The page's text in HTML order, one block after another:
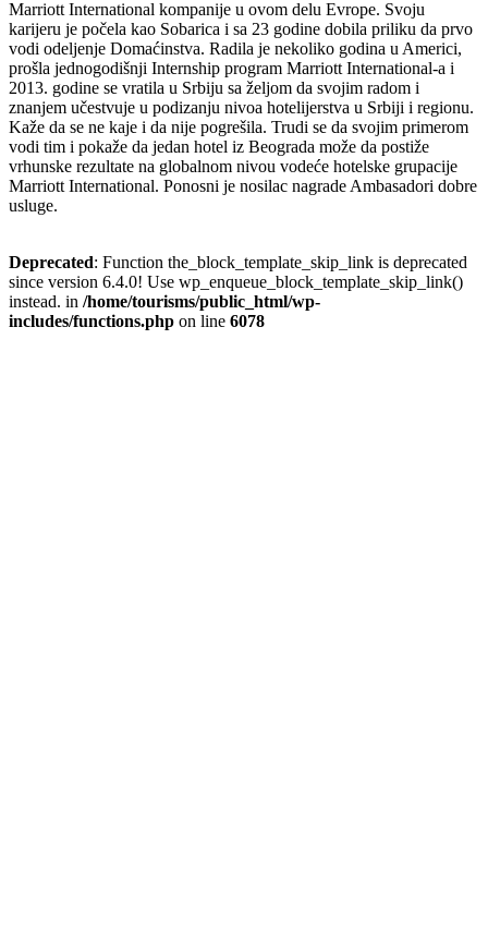
Marriott International kompanije u ovom delu Evrope. Svoju
karijeru je počela kao Sobarica i sa 23 godine dobila priliku da prvo
vodi odeljenje Domaćinstva. Radila je nekoliko godina u Americi,
prošla jednogodišnji Internship program Marriott International-a i
2013. godine se vratila u Srbiju sa željom da svojim radom i
znanjem učestvuje u podizanju nivoa hotelijerstva u Srbiji i regionu.
Kaže da se ne kaje i da nije pogrešila. Trudi se da svojim primerom
vodi tim i pokaže da jedan hotel iz Beograda može da postiže
vrhunske rezultate na globalnom nivou vodeće hotelske grupacije
Marriott International. Ponosni je nosilac nagrade Ambasadori dobre
usluge.
Deprecated: Function the_block_template_skip_link is deprecated
since version 6.4.0! Use wp_enqueue_block_template_skip_link()
instead. in /home/tourisms/public_html/wp-
includes/functions.php on line 6078